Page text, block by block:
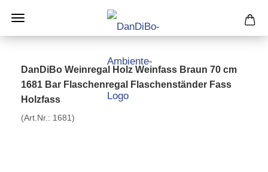
DanDiBo Weinregal Holz Weinfass Braun 70 cm
1681 Bar Flaschenregal Flaschenständer Fass
Holzfass
(Art.Nr.: 1681)